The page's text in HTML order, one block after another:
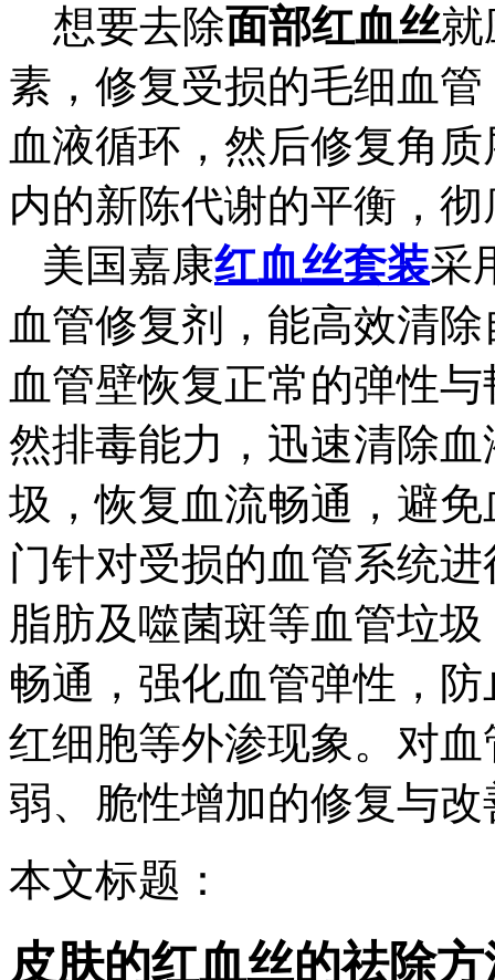
想要去除面部红血丝就
素，修复受损的毛细血
血液循环，然后修复角
内的新陈代谢的平衡，
美国嘉康红血丝套装采
血管修复剂，能高效清
血管壁恢复正常的弹性
然排毒能力，迅速清除
圾，恢复血流畅通，避
门针对受损的血管系统
脂肪及噬菌斑等血管垃
畅通，强化血管弹性，
红细胞等外渗现象。对
弱、脆性增加的修复与
本文标题：
皮肤的红血丝的祛除方